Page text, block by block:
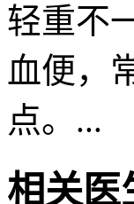
轻重不
血便，
点。...
相关医